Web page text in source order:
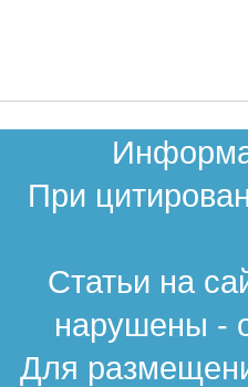
При
Статьи на
нарушены -
Для